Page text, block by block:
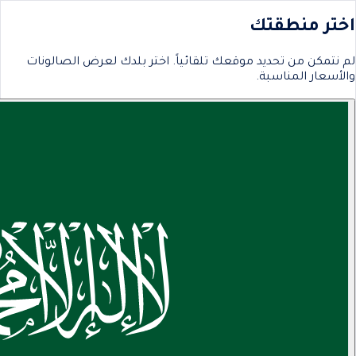
اختر منطقتك
لم نتمكن من تحديد موقعك تلقائياً. اختر بلدك لعرض الصالونات
والأسعار المناسبة.